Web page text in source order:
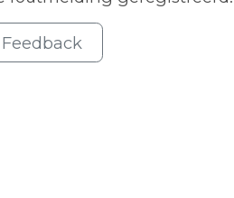
Feedback